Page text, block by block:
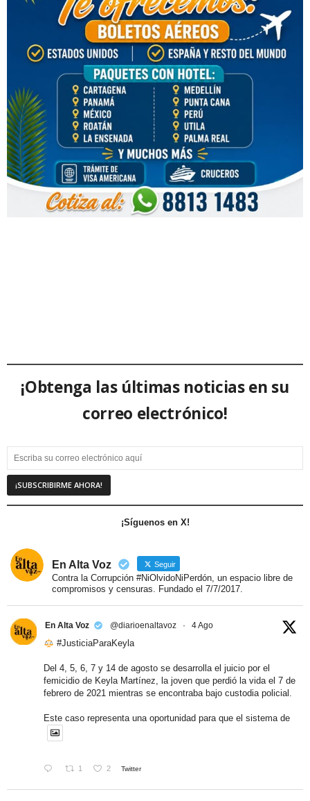
¡Obtenga las últimas noticias en su
correo electrónico!
¡Síguenos en X!
En Alta Voz Seguir
Contra la Corrupción #NiOlvidoNiPerdón, un espacio libre de
compromisos y censuras. Fundado el 7/7/2017.
En Alta Voz @diarioenaltavoz · 4 Ago
#JusticiaParaKeyla
Del 4, 5, 6, 7 y 14 de agosto se desarrolla el juicio por el
femicidio de Keyla Martínez, la joven que perdió la vida el 7 de
febrero de 2021 mientras se encontraba bajo custodia policial.
Este caso representa una oportunidad para que el sistema de
1 2 Twitter